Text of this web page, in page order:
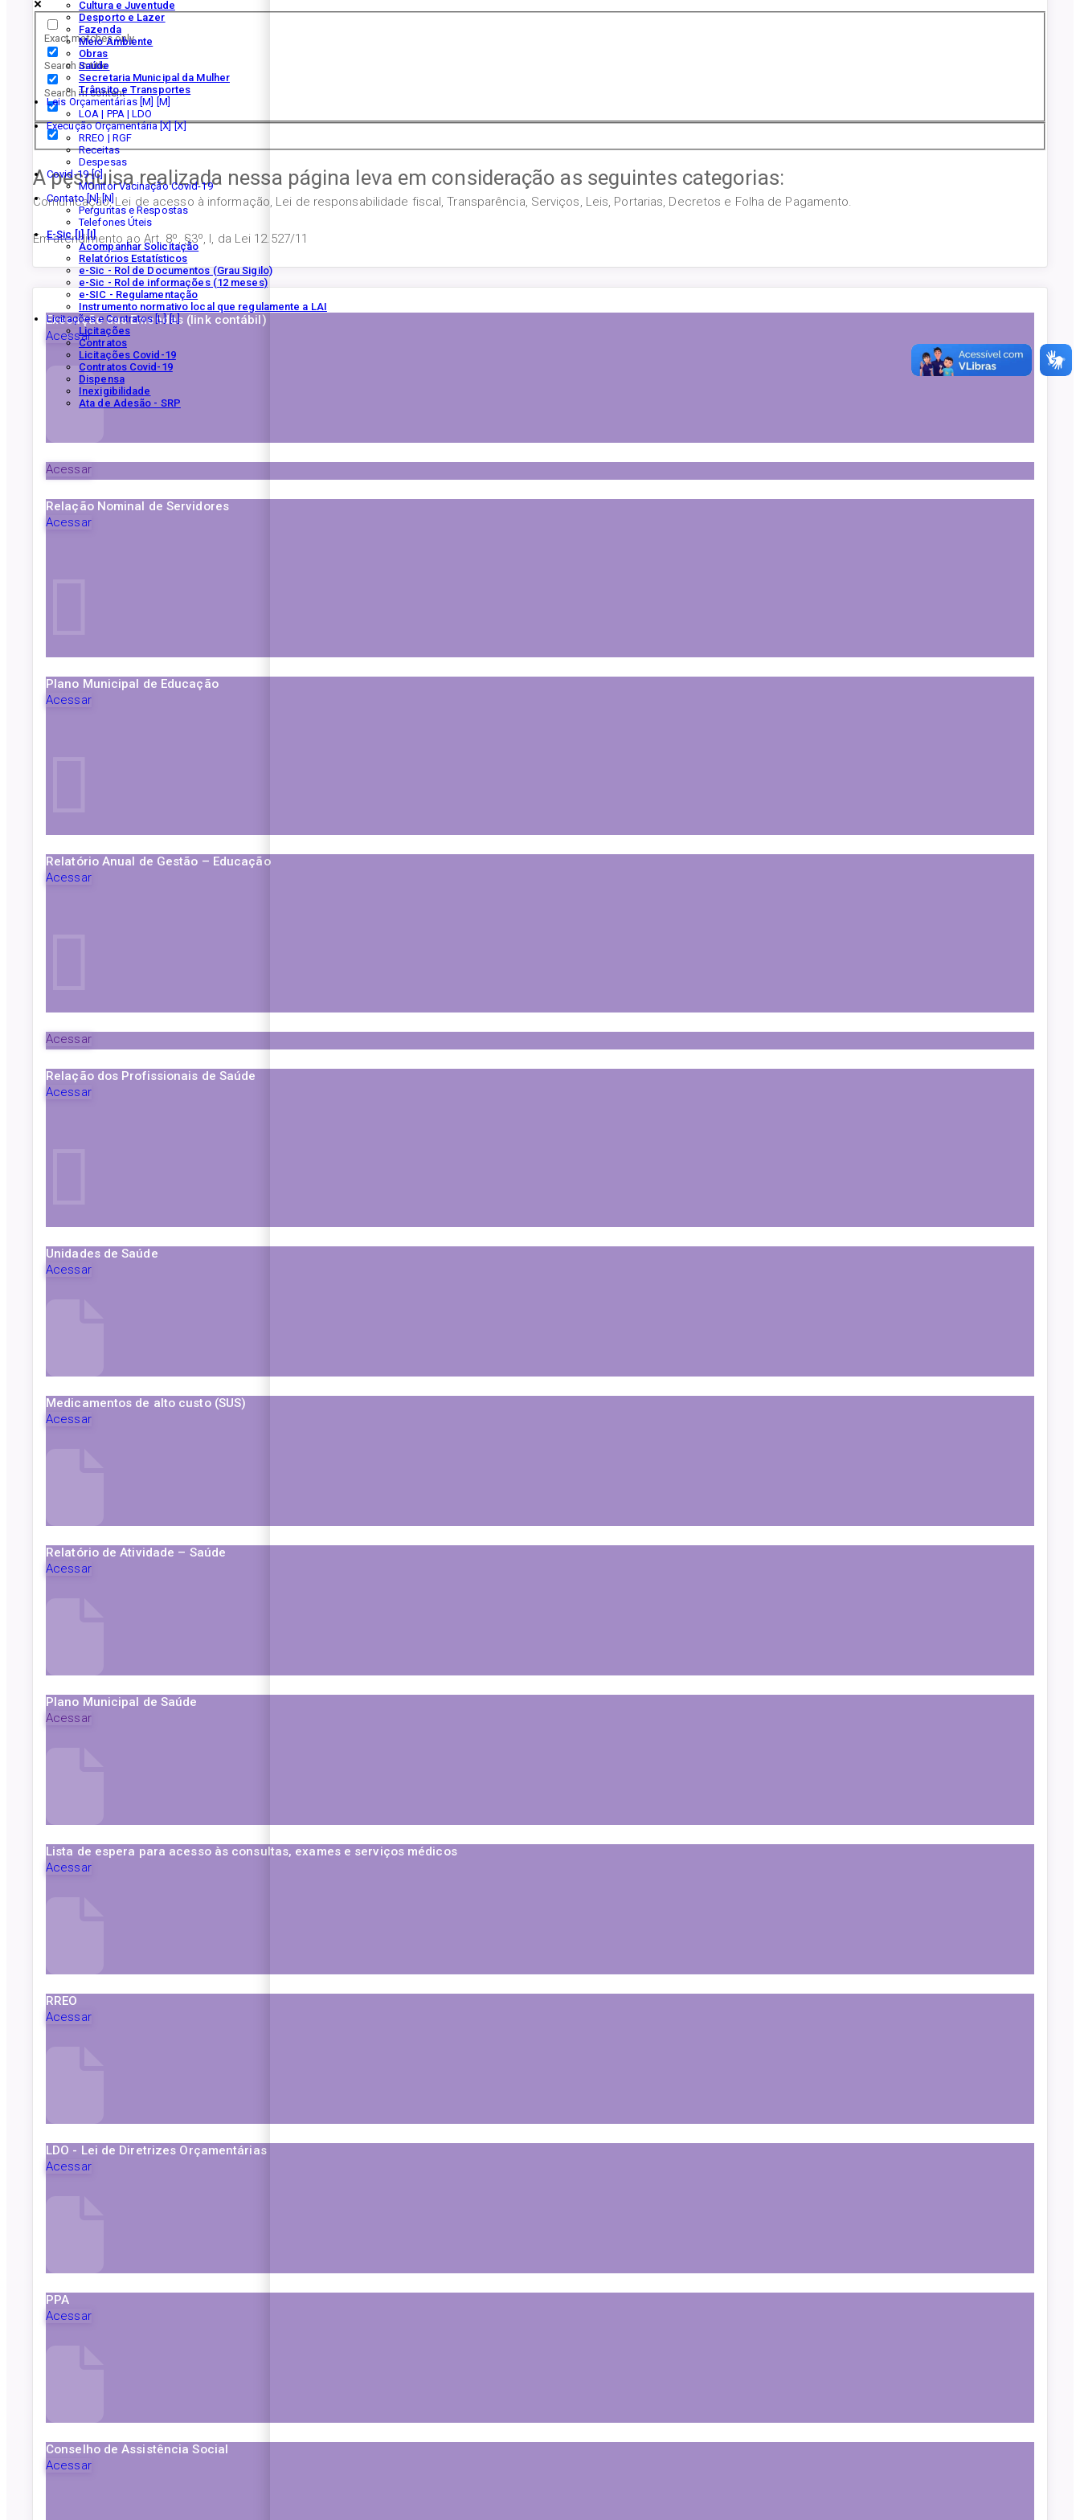
Cultura e Juventude
Desporto e Lazer
Fazenda
Meio Ambiente
Obras
Saúde
Secretaria Municipal da Mulher
Trânsito e Transportes
Leis Orçamentárias [M]
LOA | PPA | LDO
Execução Orçamentária [X]
RREO | RGF
Receitas
Despesas
Covid-19
MOnitor Vacinação Covid-19
Contato [N]
Perguntas e Respostas
Telefones Úteis
E-Sic [I]
Acompanhar Solicitação
Relatórios Estatísticos
e-Sic - Rol de Documentos (Grau Sigilo)
e-Sic - Rol de informações (12 meses)
e-SIC - Regulamentação
Instrumento normativo local que regulamente a LAI
Licitações e Contratos [L]
Licitações
Contratos
Licitações Covid-19
Contratos Covid-19
Dispensa
Inexigibilidade
Ata de Adesão - SRP
Exact matches only
Search in title
Search in content
A pesquisa realizada nessa página leva em consideração as seguintes categorias:
Comunicação, Lei de acesso à informação, Lei de responsabilidade fiscal, Transparência, Serviços, Leis, Portarias, Decretos e Folha de Pagamento.
Em atendimento ao Art. 8º, §3º, I, da Lei 12.527/11
Execução das Emendas (link contábil)
Acessar
Acessar
Relação Nominal de Servidores
Acessar
Plano Municipal de Educação
Acessar
Relatório Anual de Gestão – Educação
Acessar
Acessar
Relação dos Profissionais de Saúde
Acessar
Unidades de Saúde
Acessar
Medicamentos de alto custo (SUS)
Acessar
Relatório de Atividade – Saúde
Acessar
Plano Municipal de Saúde
Acessar
Lista de espera para acesso às consultas, exames e serviços médicos
Acessar
RREO
Acessar
LDO - Lei de Diretrizes Orçamentárias
Acessar
PPA
Acessar
Conselho de Assistência Social
Acessar